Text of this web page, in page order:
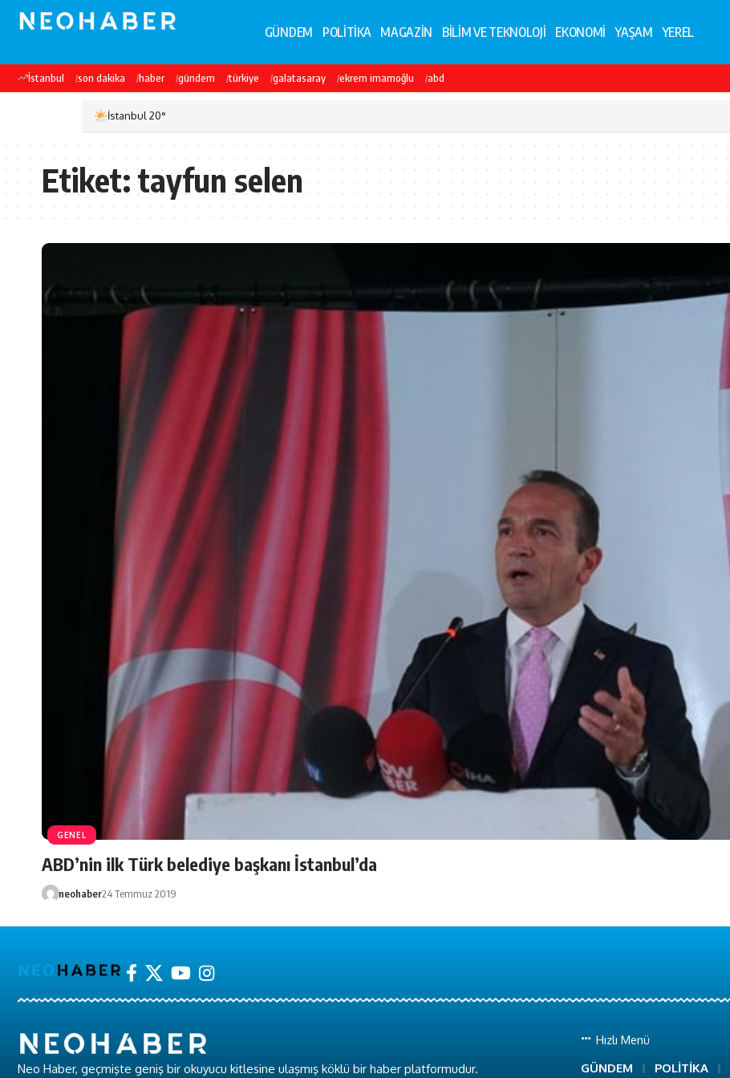
GÜNDEM POLİTİKA MAGAZİN BİLİM VE TEKNOLOJİ EKONOMİ YAŞAM YEREL
İstanbul son dakika haber gündem türkiye galatasaray ekrem imamoğlu abd
İstanbul 20°
Etiket:tayfun selen
GENEL
ABD’nin ilk Türk belediye başkanı İstanbul’da
neohaber24 Temmuz 2019
Neo Haber, geçmişte geniş bir okuyucu kitlesine ulaşmış köklü bir haber platformudur.
Hızlı Menü
GÜNDEM POLİTİKA